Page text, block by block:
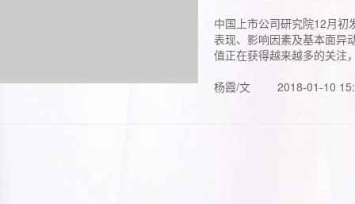
中国上市公司研究院12月初
表现、影响因素及基本面异
值正在获得越来越多的关注
杨霞/文
2018-01-10